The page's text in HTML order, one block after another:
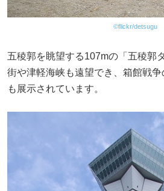
©flickr/detsugu
五稜郭を眺望する107mの「五稜郭
街や津軽海峡も遠望でき、箱館戦
も展示されています。